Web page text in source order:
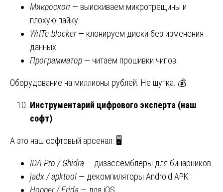
Микроскоп — выискиваем микротрещины и
плохую пайку.
WrITe-blocker— клонируем диски без изменения
данных.
Программатор — читаем прошивки чипов.
Оборудование на миллионы рублей. Не шутка. 💰
Инструментарий цифрового эксперта (наш
софт)
А это наш софтовый арсенал: 🖥️
IDA Pro / Ghidra — дизассемблеры для бинарников.
jadx / apktool — декомпиляторы Android APK.
Hopper / Frida — для iOS.